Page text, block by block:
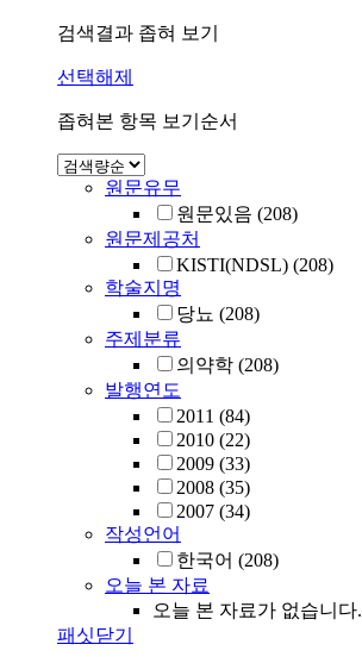
검색결과 좁혀 보기
선택해제
좁혀본 항목 보기순서
원문유무
원문있음 (208)
원문제공처
KISTI(NDSL) (208)
학술지명
당뇨 (208)
주제분류
의약학 (208)
발행연도
2011 (84)
2010 (22)
2009 (33)
2008 (35)
2007 (34)
작성언어
한국어 (208)
오늘 본 자료
오늘 본 자료가 없습니다.
패싯닫기